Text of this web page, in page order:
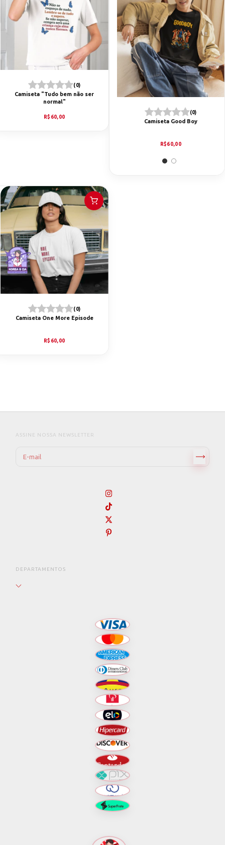
(0)
Camiseta "Tudo bem não ser
normal"
R$60,00
(0)
Camiseta Good Boy
R$60,00
(0)
Camiseta One More Episode
R$60,00
ASSINE NOSSA NEWSLETTER
DEPARTAMENTOS